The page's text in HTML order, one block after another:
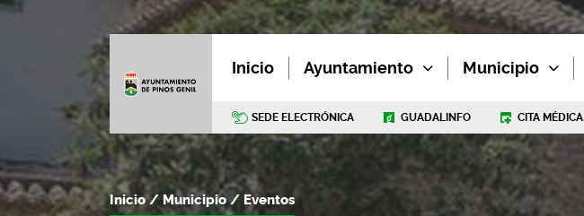
Inicio Ayuntamiento Municipio
SEDE ELECTRÓNICA GUADALINFO CITA MÉDICA
Inicio Municipio Eventos